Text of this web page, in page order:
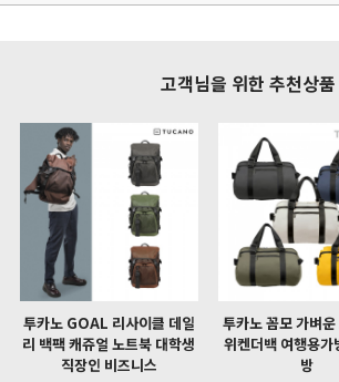
고객님을 위한 추천상품
투카노 GOAL 리사이클 데일
리 백팩 캐쥬얼 노트북 대학생
직장인 비즈니스
투카노 꼼모 가벼
위켄더백 여행용가
방